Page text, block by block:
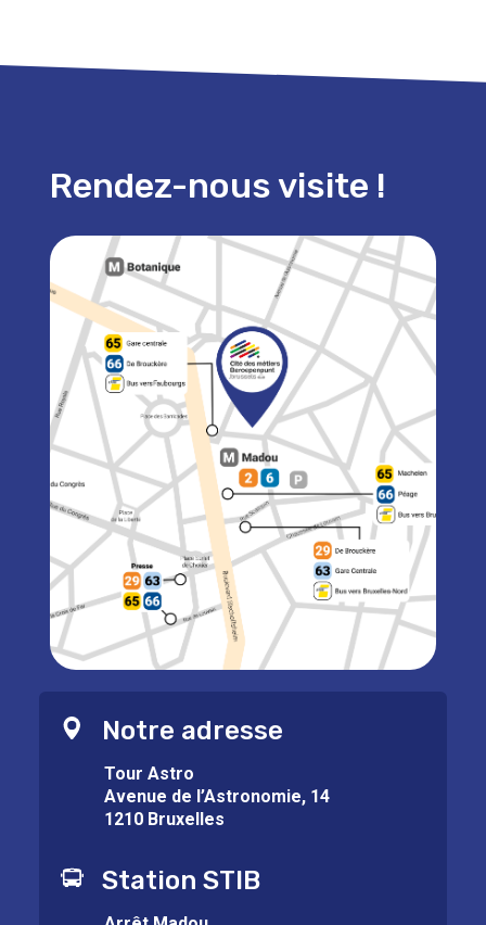
Rendez-nous visite !
Notre adresse
Tour Astro
Avenue de l’Astronomie, 14
1210 Bruxelles
Station STIB